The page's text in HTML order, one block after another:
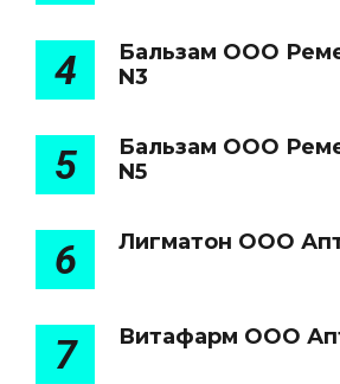
4
Бальзам ООО
N3
5
Бальзам ООО
N5
6 Лигматон ООО
7 Витафарм ООО